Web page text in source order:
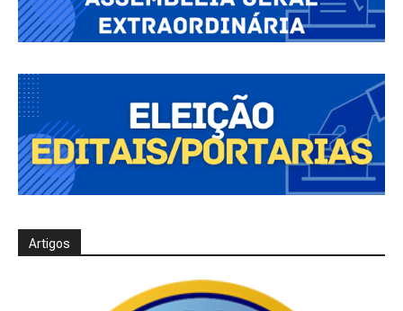
Artigos